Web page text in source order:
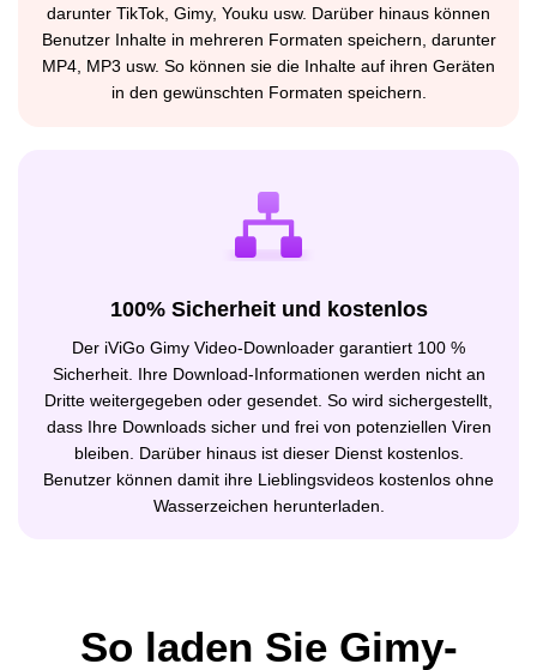
darunter TikTok, Gimy, Youku usw. Darüber hinaus können
Benutzer Inhalte in mehreren Formaten speichern, darunter
MP4, MP3 usw. So können sie die Inhalte auf ihren Geräten
in den gewünschten Formaten speichern.
100% Sicherheit und kostenlos
Der iViGo Gimy Video-Downloader garantiert 100 %
Sicherheit. Ihre Download-Informationen werden nicht an
Dritte weitergegeben oder gesendet. So wird sichergestellt,
dass Ihre Downloads sicher und frei von potenziellen Viren
bleiben. Darüber hinaus ist dieser Dienst kostenlos.
Benutzer können damit ihre Lieblingsvideos kostenlos ohne
Wasserzeichen herunterladen.
So laden Sie Gimy-